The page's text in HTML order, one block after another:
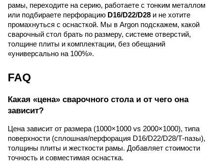
рамы, переходите на серию, работаете с тонким металлом
или подбираете перфорацию D16/D22/D28 и не хотите
промахнуться с оснасткой. Мы в Argon подскажем, какой
сварочный стол брать по размеру, системе отверстий,
толщине плиты и комплектации, без обещаний
«универсально на 100%».
FAQ
Какая «цена» сварочного стола и от чего она
зависит?
Цена зависит от размера (1000×1000 vs 2000×1000), типа
поверхности (сплошная/перфорация D16/D22/D28/Т-пазы),
толщины плиты и жесткости рамы. Добавляет стоимости
точность и совместимая оснастка.